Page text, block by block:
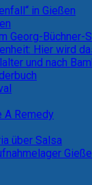
in Gießen
Georg-Büchner-
Hier wird
und nach
A Remedy
über Salsa